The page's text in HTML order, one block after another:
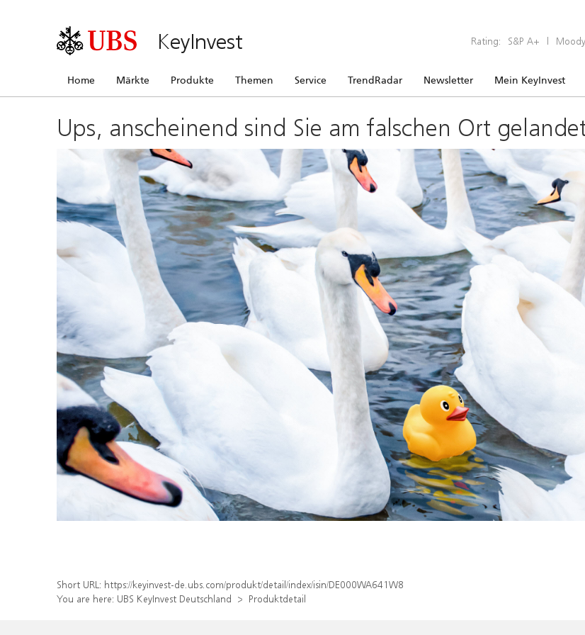
KeyInvest Rating: S&P A+ |
Home Märkte Produkte Themen Service TrendRadar Newsletter Mein KeyInvest
Ups, anscheinend sind Sie am falschen Ort
Short URL: https://keyinvest-de.ubs.com/produkt/detail/index/isin/DE000WA641W8
You are here: UBS KeyInvest Deutschland Produktdetail